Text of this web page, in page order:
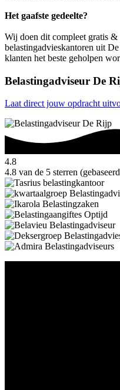
Het gaafste gedeelte?
Wij doen dit compleet gratis
belastingadvieskantoren uit
klanten het beste geholpen
Belastingadviseur De
Laat direct jouw opdracht
4.8
4.8 van de 5 sterren